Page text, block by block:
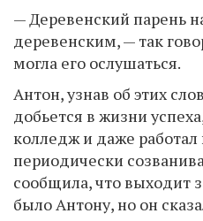
— Деревенский парень
деревенским, — так
могла его ослушаться.
Антон, узнав об этих
добьется в жизни
колледж и даже работал
периодически
сообщила, что выходит
было Антону, но он